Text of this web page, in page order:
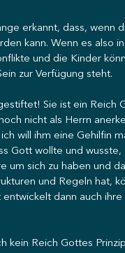
erkannt, dass, wenn
kann. Wenn es also
und die Kinder
zur Verfügung steht.
Sie ist ein Reich
nicht als Herrn
will ihm eine Gehilfin
Gott wollte und
um sich zu haben und
und Regeln hat,
dann auch
kein Reich Gottes